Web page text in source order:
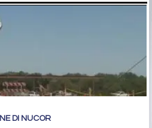
DI NUCOR